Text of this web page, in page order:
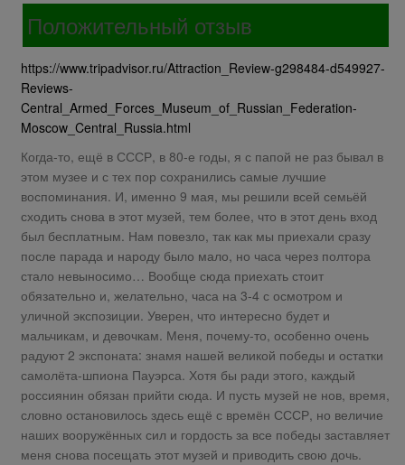
Положительный отзыв
https://www.tripadvisor.ru/Attraction_Review-g298484-d549927-
Reviews-
Central_Armed_Forces_Museum_of_Russian_Federation-
Moscow_Central_Russia.html
Когда-то, ещё в СССР, в 80-е годы, я с папой не раз бывал в
этом музее и с тех пор сохранились самые лучшие
воспоминания. И, именно 9 мая, мы решили всей семьёй
сходить снова в этот музей, тем более, что в этот день вход
был бесплатным. Нам повезло, так как мы приехали сразу
после парада и народу было мало, но часа через полтора
стало невыносимо… Вообще сюда приехать стоит
обязательно и, желательно, часа на 3-4 с осмотром и
уличной экспозиции. Уверен, что интересно будет и
мальчикам, и девочкам. Меня, почему-то, особенно очень
радуют 2 экспоната: знамя нашей великой победы и остатки
самолёта-шпиона Пауэрса. Хотя бы ради этого, каждый
россиянин обязан прийти сюда. И пусть музей не нов, время,
словно остановилось здесь ещё с времён СССР, но величие
наших вооружённых сил и гордость за все победы заставляет
меня снова посещать этот музей и приводить свою дочь.